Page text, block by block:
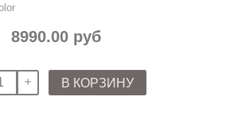
8990.00 руб
В КОРЗИНУ